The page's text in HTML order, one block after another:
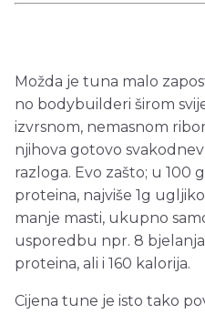
Možda je tuna malo
no bodybuilderi širom
izvrsnom, nemasnom
njihova gotovo
razloga. Evo zašto; u 100
proteina, najviše 1g
manje masti, ukupno
usporedbu npr. 8
proteina, ali i 160 kalorija.
Cijena tune je isto tako